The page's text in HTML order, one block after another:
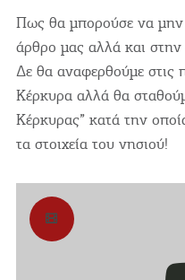
Πως θα μπορούσε να μην
άρθρο μας αλλά και στην
Δε θα αναφερθούμε στις
Κέρκυρα αλλά θα
Κέρκυρας” κατά την
τα στοιχεία του νησιού!